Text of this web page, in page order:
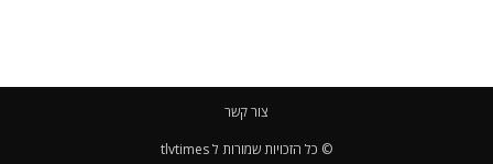
צור קשר
© כל הזכויות שמורות ל tlvtimes